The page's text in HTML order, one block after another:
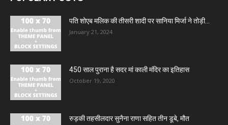
पति शोएब मलिक की तीसरी शादी पर सानिया मिर्जा ने तोड़ी...
January 21, 2024
450 साल पुराना है सदर मां काली मंदिर का इतिहास
October 19, 2020
रुड़की तहसीलदार सुनैना राणा सहित तीन डूबे, मौत